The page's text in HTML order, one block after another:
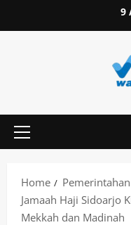
to
9
Primary
Home
Pemerintahan
Jamaah Haji Sidoarjo
Mekkah dan Madinah